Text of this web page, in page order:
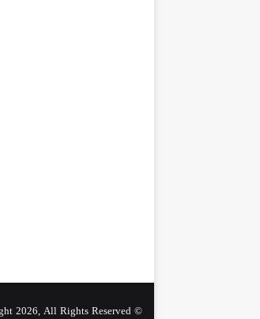
© Copyright 2026, All Rights Reserved |